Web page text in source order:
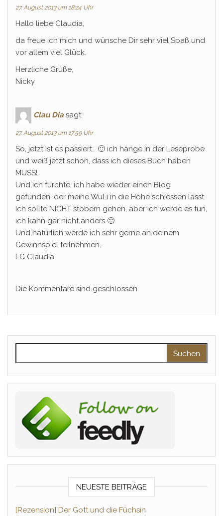
27. August 2013 um 18:24 Uhr
Hallo liebe Claudia,
da freue ich mich und wünsche Dir sehr viel Spaß und
vor allem viel Glück.
Herzliche Grüße,
Nicky
Clau Dia sagt:
27. August 2013 um 17:59 Uhr
So, jetzt ist es passiert… 🙂 ich hänge in der Leseprobe
und weiß jetzt schon, dass ich dieses Buch haben
MUSS!
Und ich fürchte, ich habe wieder einen Blog
gefunden, der meine WuLi in die Höhe schiessen lässt.
Ich sollte NICHT stöbern gehen, aber ich werde es tun,
ich kann gar nicht anders 🙂
Und natürlich werde ich sehr gerne an deinem
Gewinnspiel teilnehmen.
LG Claudia
Die Kommentare sind geschlossen.
NEUESTE BEITRÄGE
[Rezension] Der Gott und die Füchsin